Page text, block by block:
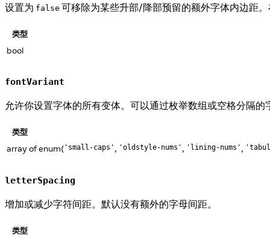
设置为 false 可移除为某些升部/降部预留的额外字体内边距
类型
bool
fontVariant
允许你设置字体的所有变体。可以通过枚举数组或空格分隔
类型
array of enum( 'small-caps' , 'oldstyle-nums' , 'lining-nums' ,
letterSpacing
增加或减少字符间距。默认没有额外的字母间距。
类型